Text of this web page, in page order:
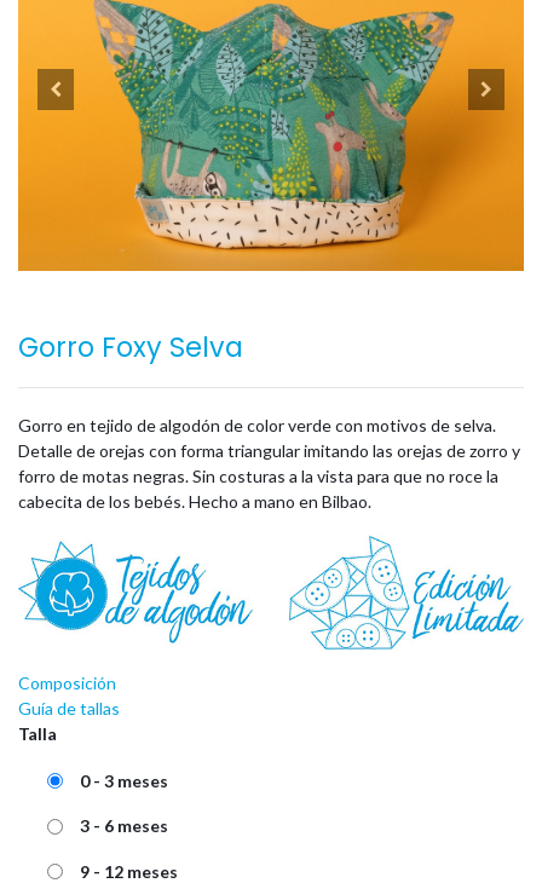
Gorro Foxy Selva
Gorro en tejido de algodón de color verde con motivos de selva.
Detalle de orejas con forma triangular imitando las orejas de zorro y
forro de motas negras. Sin costuras a la vista para que no roce la
cabecita de los bebés. Hecho a mano en Bilbao.
Composición
Guía de tallas
Talla
0 - 3 meses
3 - 6 meses
9 - 12 meses